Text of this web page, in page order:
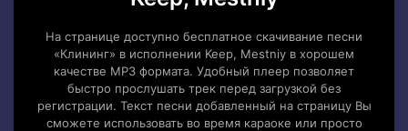
На странице доступно бесплатное скачивание песни
«Клининг» в исполнении Keep, Mestniy в хорошем
качестве MP3 формата. Удобный плеер позволяет
быстро прослушать трек перед загрузкой без
регистрации. Текст песни добавленный на страницу Вы
сможете использовать во время караоке или просто